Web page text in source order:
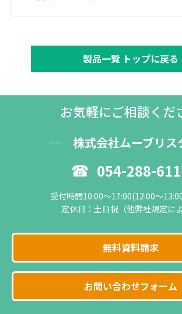
製品一覧 トップに戻る
お気軽にご相談くだ
株式会社ムーブリス
054-288-
受付時間10:00～17:00(12:00～
定休日：土日祝（他弊社規定によ
無料資料請求
お問い合わせフォーム